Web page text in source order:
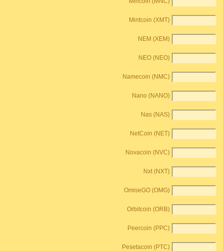
Mintcoin (XMT)
NEM (XEM)
NEO (NEO)
Namecoin (NMC)
Nano (NANO)
Nas (NAS)
NetCoin (NET)
Novacoin (NVC)
Nxt (NXT)
OmiseGO (OMG)
Orbitcoin (ORB)
Peercoin (PPC)
Pesetacoin (PTC)